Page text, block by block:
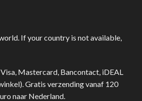
If your country is not available,
Mastercard, Bancontact, iDEAL
Gratis verzending vanaf 120
naar Nederland.